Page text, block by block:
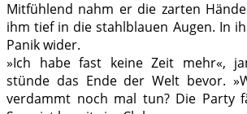
Mitfühlend nahm er die zarten
ihm tief in die stahlblauen Augen. In
Panik wider.
»Ich habe fast keine Zeit mehr«,
stünde das Ende der Welt bevor.
verdammt noch mal tun? Die Party